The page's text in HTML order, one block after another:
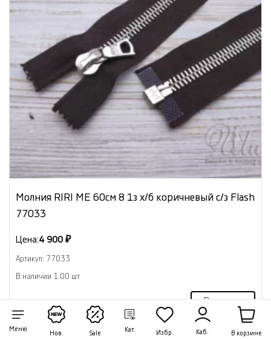
Меню
Нов. Sale
Кат. Избр. Каб. В корзине
Молния RIRI ME 60см 8 1з х/б коричневый с/з Flash
77033
Цена:4 900 ₽
Артикул: 77033
В наличии 1.00 шт
В корзину